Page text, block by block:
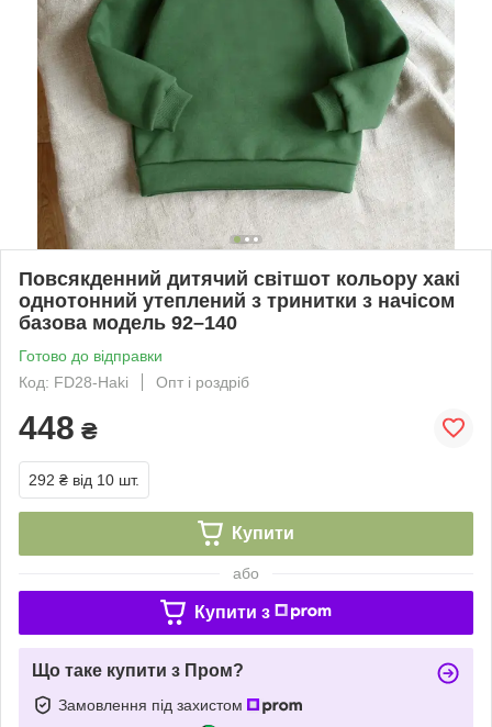
Повсякденний дитячий світшот кольору хакі
однотонний утеплений з тринитки з начісом
базова модель 92–140
Готово до відправки
Код: FD28-Haki
Опт і роздріб
448 ₴
292 ₴ від 10 шт.
Купити
або
Купити з
Що таке купити з Пром?
Замовлення під захистом